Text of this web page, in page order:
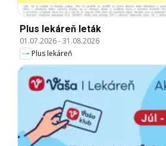
Plus lekáreň leták
01.07.2026-31.08.2026
Plus lekáreň